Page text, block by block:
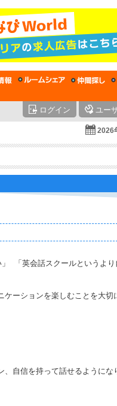
ログイン ユー
2026
「英会話スクールというより
ーションを楽しむことを大切
、自信を持って話せるようにな